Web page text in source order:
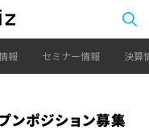
報 セミナー情報 決算